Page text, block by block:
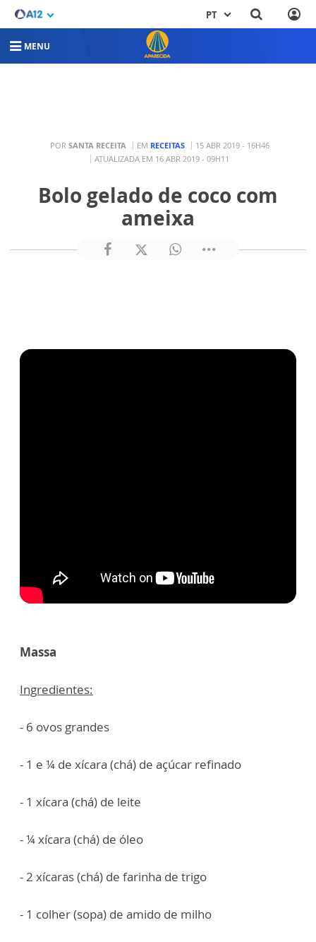
PT
MENU
POR SANTA RECEITA EM RECEITAS
15 ABR 2019 - 16H46
ATUALIZADA EM 16 ABR 2019 - 09H11
Bolo gelado de coco com
ameixa
Massa
Ingredientes:
- 6 ovos grandes
- 1 e ¼ de xícara (chá) de açúcar refinado
- 1 xícara (chá) de leite
- ¼ xícara (chá) de óleo
- 2 xícaras (chá) de farinha de trigo
- 1 colher (sopa) de amido de milho